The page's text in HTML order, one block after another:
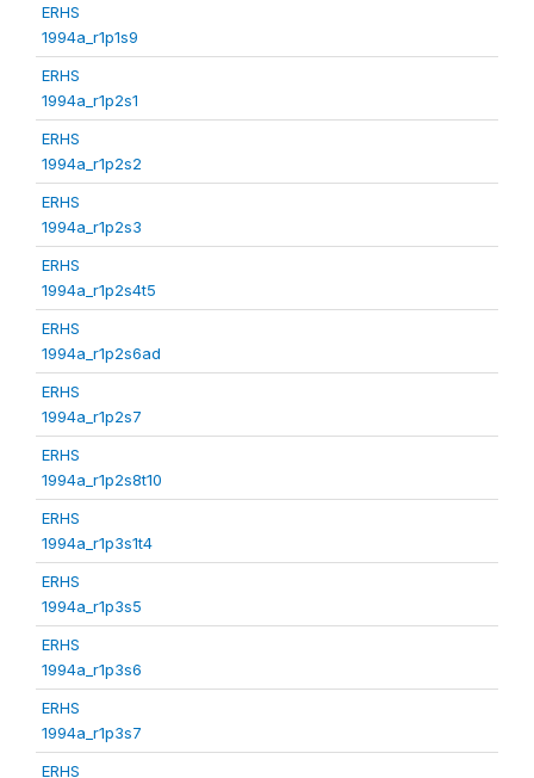
ERHS
1994a_r1p1s9
ERHS
1994a_r1p2s1
ERHS
1994a_r1p2s2
ERHS
1994a_r1p2s3
ERHS
1994a_r1p2s4t5
ERHS
1994a_r1p2s6ad
ERHS
1994a_r1p2s7
ERHS
1994a_r1p2s8t10
ERHS
1994a_r1p3s1t4
ERHS
1994a_r1p3s5
ERHS
1994a_r1p3s6
ERHS
1994a_r1p3s7
ERHS